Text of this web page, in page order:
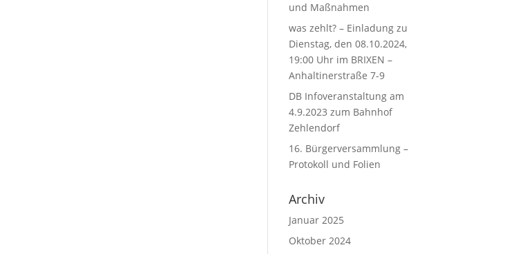
und Maßnahmen
was zehlt? – Einladung zu
Dienstag, den 08.10.2024,
19:00 Uhr im BRIXEN –
Anhaltinerstraße 7-9
DB Infoveranstaltung am
4.9.2023 zum Bahnhof
Zehlendorf
16. Bürgerversammlung –
Protokoll und Folien
Archiv
Januar 2025
Oktober 2024